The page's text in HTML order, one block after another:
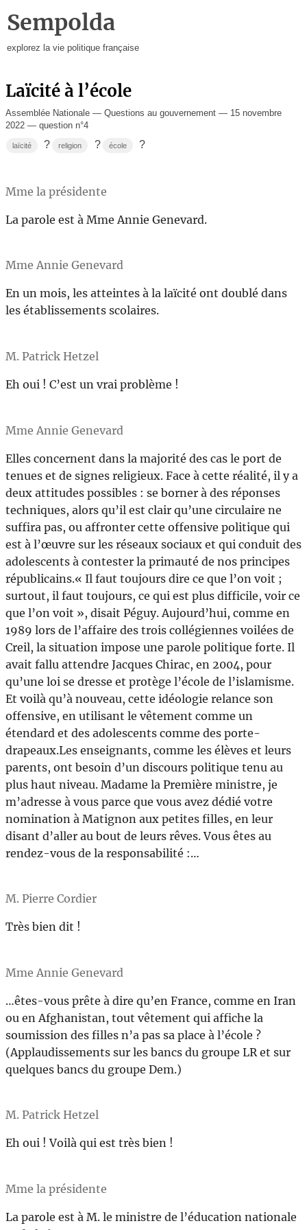
Sempolda
explorez la vie politique française
Laïcité à l’école
Assemblée Nationale — Questions au gouvernement — 15 novembre
2022 — question n°4
laïcité ? religion ? école ?
Mme la présidente
La parole est à Mme Annie Genevard.
Mme Annie Genevard
En un mois, les atteintes à la laïcité ont doublé dans
les établissements scolaires.
M. Patrick Hetzel
Eh oui ! C’est un vrai problème !
Mme Annie Genevard
Elles concernent dans la majorité des cas le port de
tenues et de signes religieux. Face à cette réalité, il y a
deux attitudes possibles : se borner à des réponses
techniques, alors qu’il est clair qu’une circulaire ne
suffira pas, ou affronter cette offensive politique qui
est à l’œuvre sur les réseaux sociaux et qui conduit des
adolescents à contester la primauté de nos principes
républicains.« Il faut toujours dire ce que l’on voit ;
surtout, il faut toujours, ce qui est plus difficile, voir ce
que l’on voit », disait Péguy. Aujourd’hui, comme en
1989 lors de l’affaire des trois collégiennes voilées de
Creil, la situation impose une parole politique forte. Il
avait fallu attendre Jacques Chirac, en 2004, pour
qu’une loi se dresse et protège l’école de l’islamisme.
Et voilà qu’à nouveau, cette idéologie relance son
offensive, en utilisant le vêtement comme un
étendard et des adolescents comme des porte-
drapeaux.Les enseignants, comme les élèves et leurs
parents, ont besoin d’un discours politique tenu au
plus haut niveau. Madame la Première ministre, je
m’adresse à vous parce que vous avez dédié votre
nomination à Matignon aux petites filles, en leur
disant d’aller au bout de leurs rêves. Vous êtes au
rendez-vous de la responsabilité :…
M. Pierre Cordier
Très bien dit !
Mme Annie Genevard
…êtes-vous prête à dire qu’en France, comme en Iran
ou en Afghanistan, tout vêtement qui affiche la
soumission des filles n’a pas sa place à l’école ?
(Applaudissements sur les bancs du groupe LR et sur
quelques bancs du groupe Dem.)
M. Patrick Hetzel
Eh oui ! Voilà qui est très bien !
Mme la présidente
La parole est à M. le ministre de l’éducation nationale